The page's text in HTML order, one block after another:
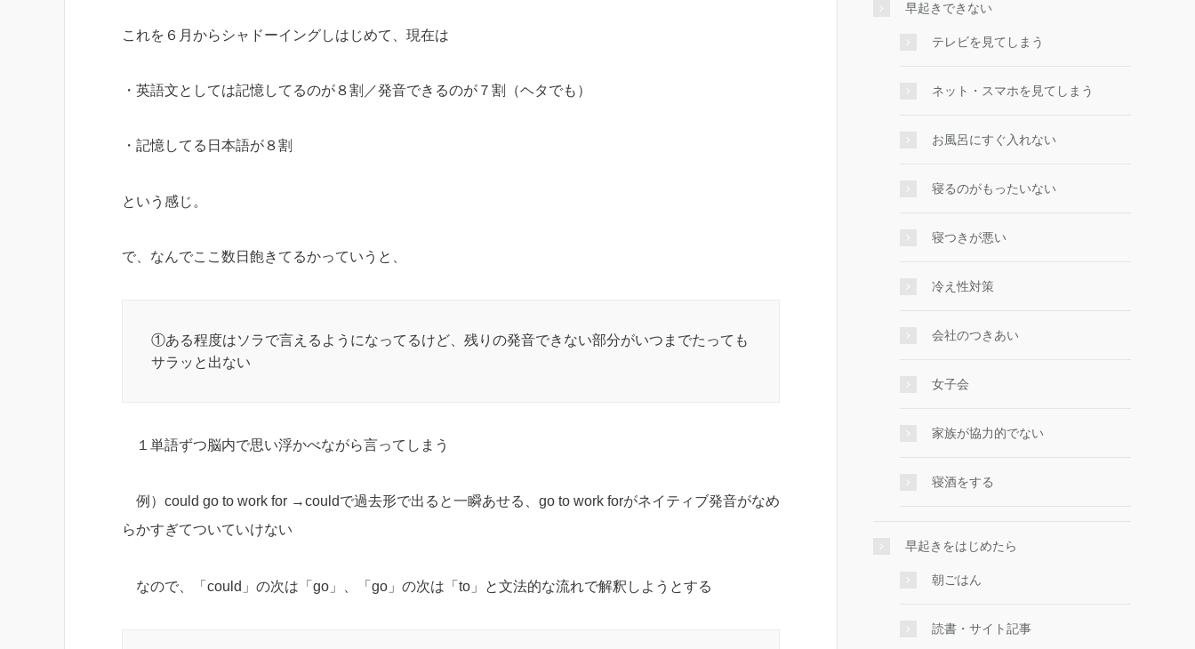
これを６月からシャドーイングしはじめて、現在は
・英語文としては記憶してるのが８割／発音できるのが７割（ヘタでも）
・記憶してる日本語が８割
という感じ。
で、なんでここ数日飽きてるかっていうと、
①ある程度はソラで言えるようになってるけど、残りの発音できない部分がいつまでたっても
サラッと出ない
１単語ずつ脳内で思い浮かべながら言ってしまう
例）could go to work for →couldで過去形で出ると一瞬あせる、go to work forがネイティブ発音がなめ
らかすぎてついていけない
なので、「could」の次は「go」、「go」の次は「to」と文法的な流れで解釈しようとする
早起きできない
テレビを見てしまう
ネット・スマホを見てしまう
お風呂にすぐ入れない
寝るのがもったいない
寝つきが悪い
冷え性対策
会社のつきあい
女子会
家族が協力的でない
寝酒をする
早起きをはじめたら
朝ごはん
読書・サイト記事